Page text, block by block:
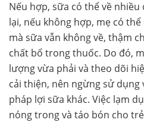
Nếu hợp, sữa có thể về nhiều
lại, nếu không hợp, mẹ có
mà sữa vẫn không về, thậm
chất bổ trong thuốc. Do đó,
lượng vừa phải và theo dõi
cải thiện, nên ngừng sử
pháp lợi sữa khác. Việc lạm
nóng trong và táo bón cho